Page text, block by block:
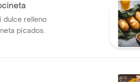
dulce relleno
picados.